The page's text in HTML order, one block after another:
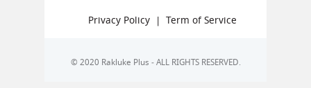
Privacy Policy | Term of Service
© 2020 Rakluke Plus - ALL RIGHTS RESERVED.